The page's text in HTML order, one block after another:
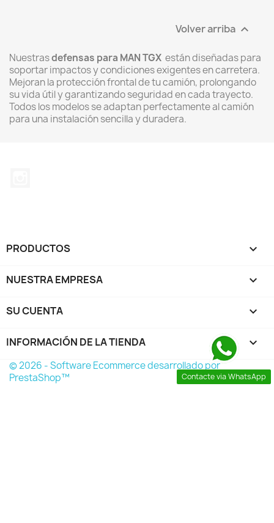
Volver arriba 
Nuestrasdefensas para MAN TGX están diseñadas para
soportar impactos y condiciones exigentes en carretera.
Mejoran la protección frontal de tu camión, prolongando
su vida útil y garantizando seguridad en cada trayecto.
Todos los modelos se adaptan perfectamente al camión
para una instalación sencilla y duradera.
PRODUCTOS 
NUESTRA EMPRESA 
SU CUENTA 
INFORMACIÓN DE LA TIENDA keyboard_arrow_down
Contacte via WhatsApp
© 2026 - Software Ecommerce desarrollado por
PrestaShop™